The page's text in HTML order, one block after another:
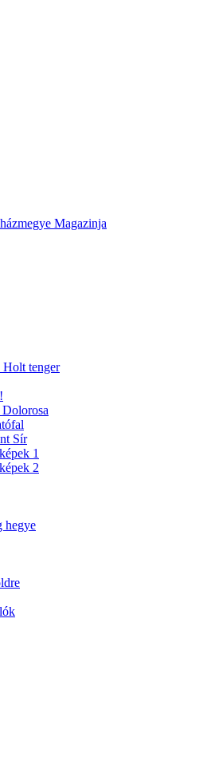
Magazinja
Holt tenger
Sír
1
2
hegye